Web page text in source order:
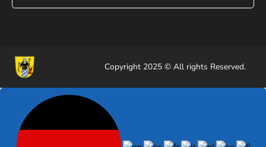
Copyright 2025 © All rights Reserved.